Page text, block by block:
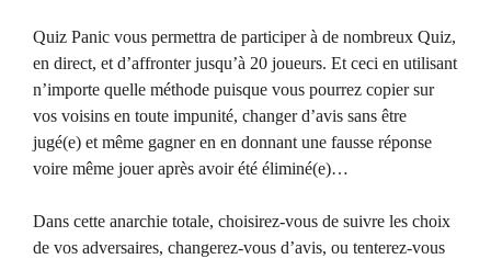
Quiz Panic vous permettra de participer à de nombreux Quiz,
en direct, et d’affronter jusqu’à 20 joueurs. Et ceci en utilisant
n’importe quelle méthode puisque vous pourrez copier sur
vos voisins en toute impunité, changer d’avis sans être
jugé(e) et même gagner en en donnant une fausse réponse
voire même jouer après avoir été éliminé(e)…
Dans cette anarchie totale, choisirez-vous de suivre les choix
de vos adversaires, changerez-vous d’avis, ou tenterez-vous